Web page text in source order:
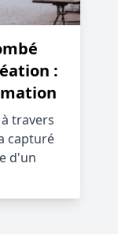
:
travers
capturé
d'un